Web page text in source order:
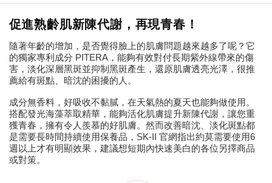
促進熟齡肌新陳代謝，再現青春！
隨著年齡的增加，是否覺得臉上的肌膚問題越來越多了呢？它
的獨家專利成分 PITERA，能夠有效對付長期紫外線帶來的傷
害，淡化深層黑斑並抑制黑斑產生，還原肌膚透亮光澤，很推
薦給有斑點、暗沈的困擾的人。
成分無香料，好吸收不黏膩，在天氣熱的夏天也能夠做使用。
搭配發光海藻萃取精華，能夠活化肌膚提升新陳代謝，讓您重
獲青春，擁有令人羨慕的好肌膚。然而改善暗沈、淡化斑點都
是需要長時間持續使用保養品，SK-II 官網指出約莫需要使用6
週以上才有明顯效果，建議想短期內快速美白的各位另擇商品
或對策。